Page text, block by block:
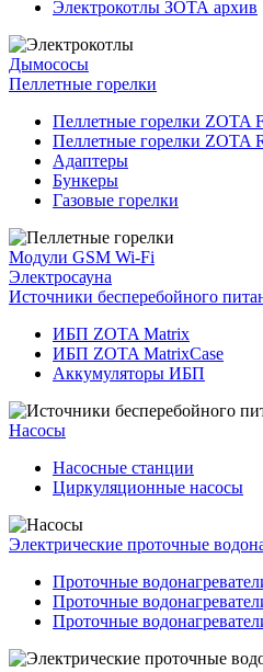
Электрокотлы ЗОТА архив
Дымососы
Пеллетные горелки
Пеллетные горелки ZOTA
Пеллетные горелки ZOTA
Адаптеры
Бункеры
Газовые горелки
Модули GSM Wi-Fi
Электросауна
Источники бесперебойного
ИБП ZOTA Matrix
ИБП ZOTA MatrixCase
Аккумуляторы ИБП
Насосы
Насосные станции
Циркуляционные насосы
Электрические проточные
Проточные
Проточные
Проточные